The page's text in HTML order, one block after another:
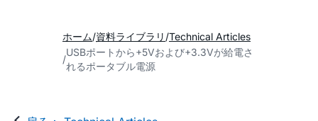
ホーム 資料ライブラリ Technical Articles
USBポートから+5Vおよび+3.3Vが給電さ
れるポータブル電源